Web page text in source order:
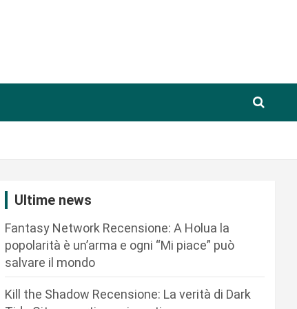
Ultime news
Fantasy Network Recensione: A Holua la
popolarità è un’arma e ogni “Mi piace” può
salvare il mondo
Kill the Shadow Recensione: La verità di Dark